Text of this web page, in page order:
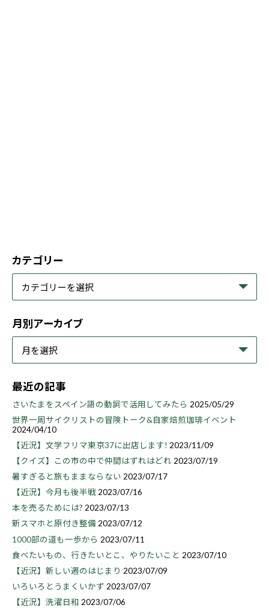
カテゴリー
月別アーカイブ
最近の記事
さいたまをスペイン語の動詞で活用してみたら 2025/05/29
世界一周サイクリストの冒険トーク&自家焙煎珈琲イベント
2024/04/10
【近況】文学フリマ東京37に出店します! 2023/11/09
【クイズ】この市の中で仲間はずれはどれ 2023/07/19
暑すぎると旅もままならない 2023/07/17
【近況】今月も後半戦 2023/07/16
本を売るためには? 2023/07/13
新スマホと原付き整備2023/07/12
1000部の道も一歩から 2023/07/11
食べたいもの、行きたいとこ、やりたいこと 2023/07/10
【近況】新しい週のはじまり 2023/07/09
いろいろとうまくいかず 2023/07/07
【近況】洗濯日和 2023/07/06